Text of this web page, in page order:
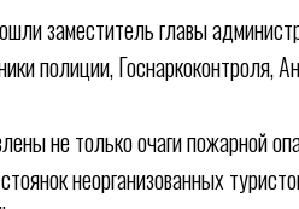
заместитель главы
полиции, Госнаркоконтроля,
не только очаги пожарной
неорганизованных